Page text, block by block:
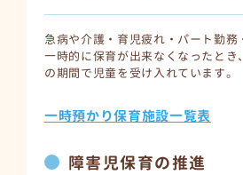
急病や介護・育児疲れ・パート勤務
一時的に保育が出来なくなったとき
の期間で児童を受け入れています。
一時預かり保育施設一覧表
障害児保育の推進